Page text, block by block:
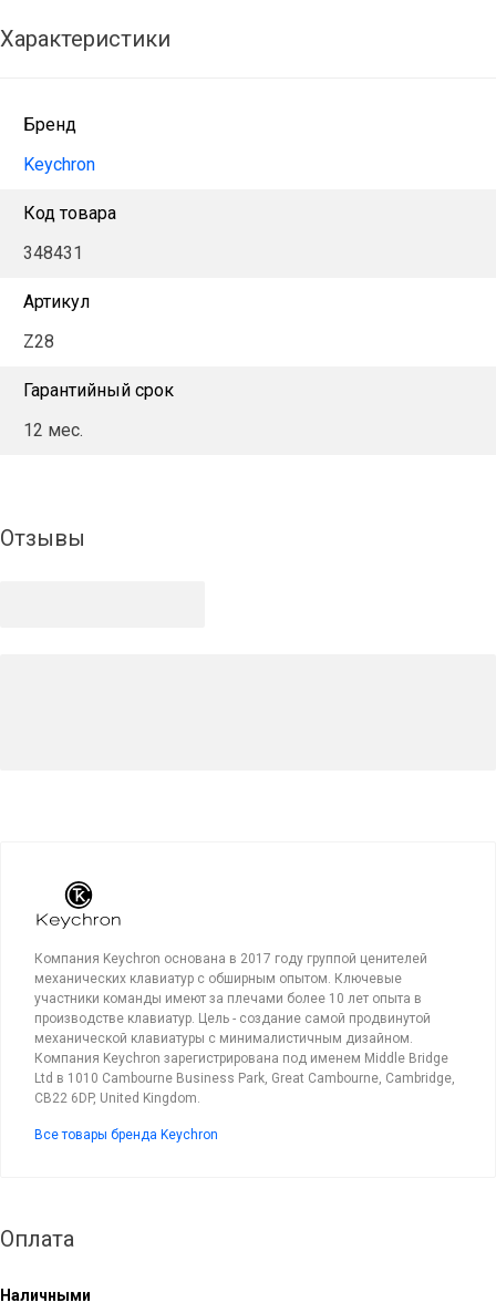
Характеристики
Бренд
Keychron
Код товара
348431
Артикул
Z28
Гарантийный срок
12 мес.
Отзывы
Компания Keychron основана в 2017 году группой ценителей
механических клавиатур с обширным опытом. Ключевые
участники команды имеют за плечами более 10 лет опыта в
производстве клавиатур. Цель - создание самой продвинутой
механической клавиатуры с минималистичным дизайном.
Компания Keychron зарегистрирована под именем Middle Bridge
Ltd в 1010 Cambourne Business Park, Great Cambourne, Cambridge,
CB22 6DP, United Kingdom.
Все товары бренда Keychron
Оплата
Наличными